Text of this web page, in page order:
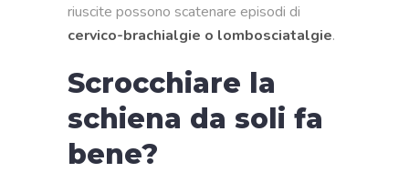
riuscite possono scatenare episodi di
cervico-brachialgie o lombosciatalgie.
Scrocchiare la
schiena da soli fa
bene?